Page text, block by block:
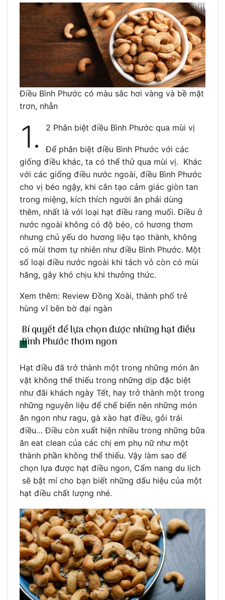
Điều Bình Phước có màu sắc hơi vàng và bề mặt
trơn, nhẵn
1. 2 Phân biệt điều Bình Phước qua mùi vị
Để phân biệt điều Bình Phước với các
giống điều khác, ta có thể thử qua mùi vị. Khác
với các giống điều nước ngoài, điều Bình Phước
cho vị béo ngậy, khi cắn tạo cảm giác giòn tan
trong miệng, kích thích người ăn phải dùng
thêm, nhất là với loại hạt điều rang muối. Điều ở
nước ngoài không có độ béo, có hương thơm
nhưng chủ yếu do hương liệu tạo thành, không
có mùi thơm tự nhiên như điều Bình Phước. Một
số loại điều nước ngoài khi tách vỏ còn có mùi
hăng, gây khó chịu khi thưởng thức.
Xem thêm: Review Đồng Xoài, thành phố trẻ
hùng vĩ bên bờ đại ngàn
Bí quyết để lựa chọn được những hạt điều
Bình Phước thơm ngon
Hạt điều đã trở thành một trong những món ăn
vặt không thể thiếu trong những dịp đặc biệt
như đãi khách ngày Tết, hay trở thành một trong
những nguyên liệu để chế biến nên những món
ăn ngon như ragu, gà xào hạt điều, gỏi trái
điều… Điều còn xuất hiện nhiều trong những bữa
ăn eat clean của các chị em phụ nữ như một
thành phần không thể thiếu. Vậy làm sao để
chọn lựa được hạt điều ngon, Cẩm nang du lịch
sẽ bật mí cho bạn biết những dấu hiệu của một
hạt điều chất lượng nhé.